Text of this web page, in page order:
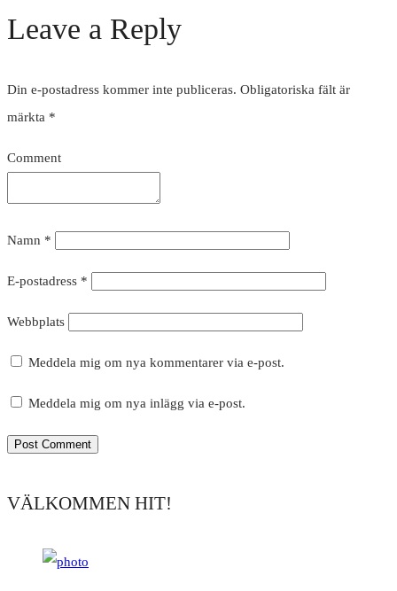
Leave a Reply
Din e-postadress kommer inte publiceras. Obligatoriska fält är
märkta *
Comment
Namn *
E-postadress *
Webbplats
Meddela mig om nya kommentarer via e-post.
Meddela mig om nya inlägg via e-post.
VÄLKOMMEN HIT!